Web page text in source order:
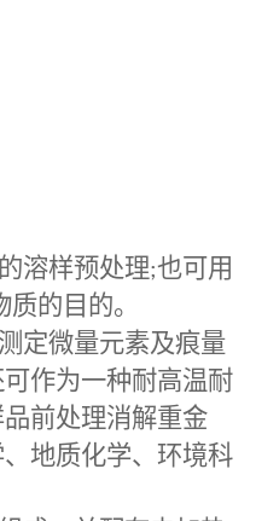
溶样预处理;也可用
的目的。
定微量元素及痕量
作为一种耐高温耐
前处理消解重金
地质化学、环境科